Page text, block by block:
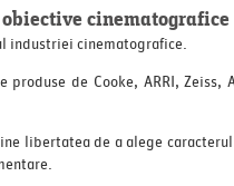
cinematografice
industriei cinematografice.
de Cooke, ARRI,
libertatea de a alege